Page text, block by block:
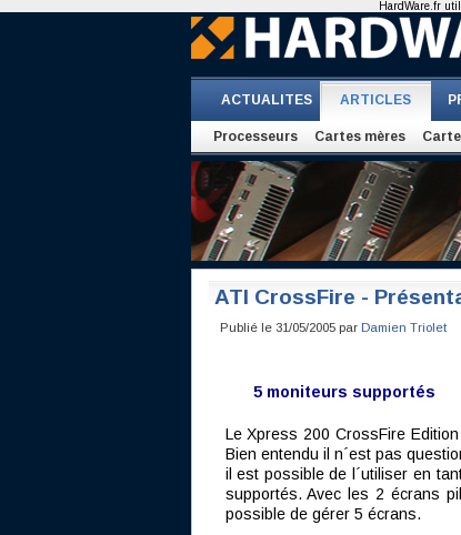
ACTUALITES ARTICLES
Processeurs Cartes mères
ATI CrossFire -
Publié le 31/05/2005 par Damien Triolet
5 moniteurs supportés
Le Xpress 200 CrossFire
Bien entendu il n´est pas
il est possible de l´utiliser en
supportés. Avec les 2 écrans
possible de gérer 5 écrans.
HardWare.fr